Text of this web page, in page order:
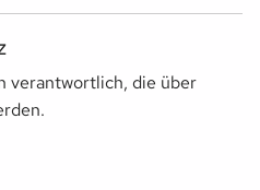
verantwortlich, die über